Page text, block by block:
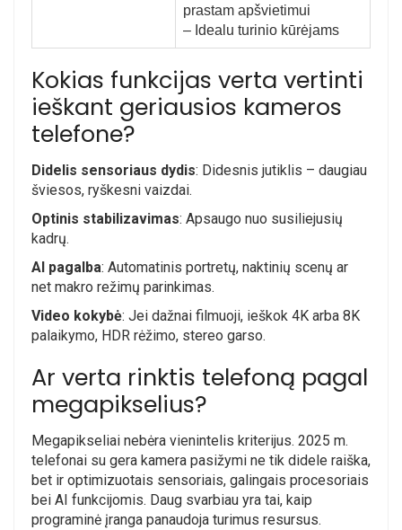
prastam apšvietimui
– Idealu turinio kūrėjams
Kokias funkcijas verta vertinti
ieškant geriausios kameros
telefone?
Didelis sensoriaus dydis: Didesnis jutiklis – daugiau
šviesos, ryškesni vaizdai.
Optinis stabilizavimas: Apsaugo nuo susiliejusių
kadrų.
AI pagalba: Automatinis portretų, naktinių scenų ar
net makro režimų parinkimas.
Video kokybė: Jei dažnai filmuoji, ieškok 4K arba 8K
palaikymo, HDR rėžimo, stereo garso.
Ar verta rinktis telefoną pagal
megapikselius?
Megapikseliai nebėra vienintelis kriterijus. 2025 m.
telefonai su gera kamera pasižymi ne tik didele raiška,
bet ir optimizuotais sensoriais, galingais procesoriais
bei AI funkcijomis. Daug svarbiau yra tai, kaip
programinė įranga panaudoja turimus resursus.